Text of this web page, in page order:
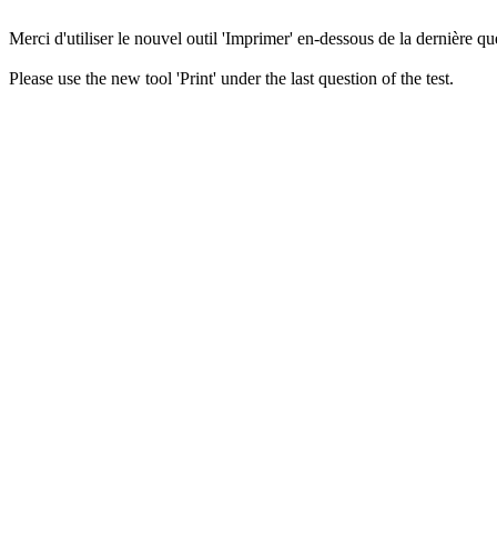
Merci d'utiliser le nouvel outil 'Imprimer' en-dessous de la dernière
Please use the new tool 'Print' under the last question of the test.